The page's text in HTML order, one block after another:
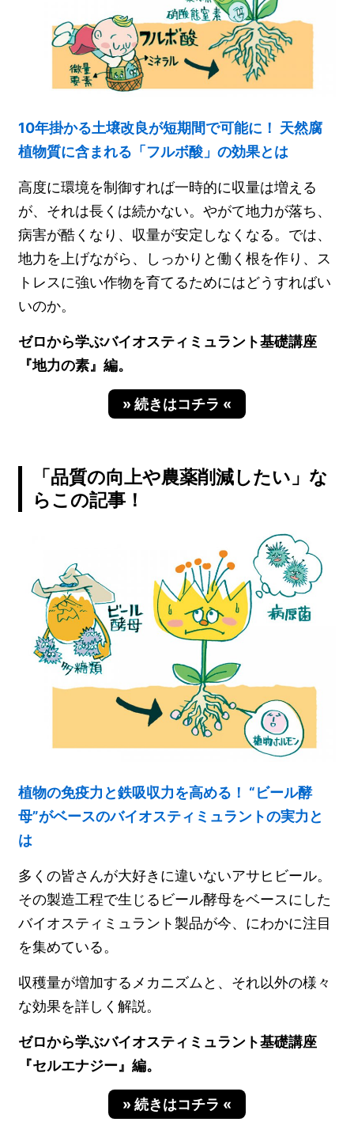
10年掛かる土壌改良が短期間で可能に！ 天然腐
植物質に含まれる「フルボ酸」の効果とは
高度に環境を制御すれば一時的に収量は増える
が、それは長くは続かない。やがて地力が落ち、
病害が酷くなり、収量が安定しなくなる。では、
地力を上げながら、しっかりと働く根を作り、ス
トレスに強い作物を育てるためにはどうすればい
いのか。
ゼロから学ぶバイオスティミュラント基礎講座
『地力の素』編。
» 続きはコチラ «
「品質の向上や農薬削減したい」な
らこの記事！
植物の免疫力と鉄吸収力を高める！ “ビール酵
母”がベースのバイオスティミュラントの実力と
は
多くの皆さんが大好きに違いないアサヒビール。
その製造工程で生じるビール酵母をベースにした
バイオスティミュラント製品が今、にわかに注目
を集めている。
収穫量が増加するメカニズムと、それ以外の様々
な効果を詳しく解説。
ゼロから学ぶバイオスティミュラント基礎講座
『セルエナジー』編。
» 続きはコチラ «